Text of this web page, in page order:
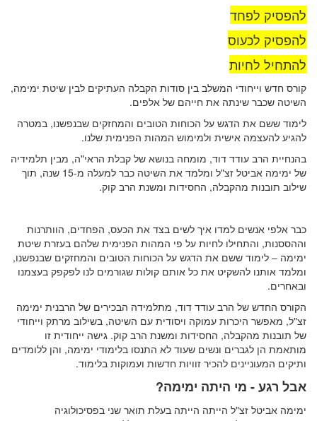
להפסיק לפחד
להפסיק לכעוס
להתחיל לחיות
קורס חדש וייחודי המשלב בין סודות הקבלה העתיקים לבין שיטת ימימה,
השיטה שכבר שינתה את חייהם של אלפים.
לימוד ששם את הדגש על הכוחות הטובים והמחזקים שבנפשנו, במטרה
להגיע להעצמה אישית ולמימוש המהות הפנימית שלנו.
בהנחיית הרב עודד דוד, מומחה בנושא של קבלת הראי"ה, מבין תלמידיה
של ימימה אביטל זצ"ל ומלמד את השיטה כבר למעלה מ-15 שנה, תוך
שילוב תובנות מהקבלה, החסידות ומשנת הרב קוק.
כבר אלפי אנשים למדו איך לשים בצד את הכעס, הפחדים, הוותרנות
וההססנות, והתחילו לחיות על פי המהות הפנימית שלהם בעזרת שיטת
ימימה – לימוד ששם את הדגש על הכוחות הטובים והמחזקים שבנפשנו,
ומלמד אותנו להשקיט את כל אותם קולות שגורמים לנו לפקפק בעצמנו
ובאחרים.
הקורס החדש של הרב עודד דוד, מתלמידה הבכירים של הרבנית ימימה
זצ"ל, מאפשר היכרות עמוקה ויסודית עם השיטה, בשילוב מרתק וייחודי
של תובנות מהקבלה, החסידות ומשנת הרב קוק. גישה ייחודית זו
מותאמת הן לגברים ונשים שעוד לא התנסו בלימודי ימימה, והן ללומדים
ותיקים המעוניינים להכיר זוויות חדשות ועמוקות בלימוד.
אבל רגע - מי היתה ימימה?
ימימה אביטל זצ"ל הייתה הייתה בעלת תואר שני בפסיכולוגיה